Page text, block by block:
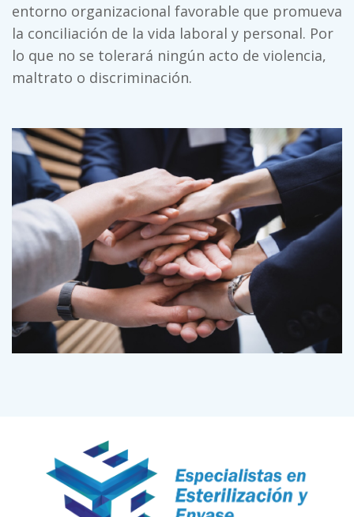
entorno organizacional favorable que promueva
la conciliación de la vida laboral y personal. Por
lo que no se tolerará ningún acto de violencia,
maltrato o discriminación.